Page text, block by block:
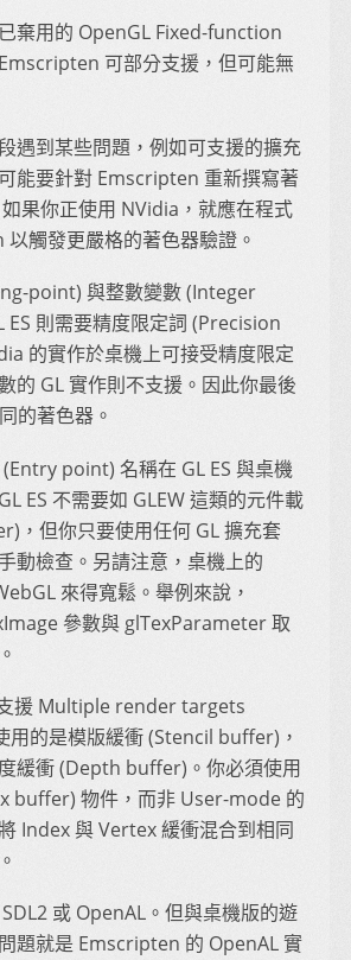
棄用的 OpenGL Fixed-function
可部分支援，但可能無
遇到某些問題，例如可支援的擴充
能要針對 Emscripten 重新撰寫著
果你正使用 NVidia，就應在程式
觸發更嚴格的著色器驗證。
point) 與整數變數 (Integer
ES 則需要精度限定詞 (Precision
的實作於桌機上可接受精度限定
的 GL 實作則不支援。因此你最後
的著色器。
point) 名稱在 GL ES 與桌機
ES 不需要如 GLEW 這類的元件載
，但你只要使用任何 GL 擴充套
動檢查。另請注意，桌機上的
來得寬鬆。舉例來說，
參數與 glTexParameter 取
援 Multiple render targets
用的是模版緩衝 (Stencil buffer)，
緩衝 (Depth buffer)。你必須使用
buffer) 物件，而非 User-mode 的
Index 與 Vertex 緩衝混合到相同
或 OpenAL。但與桌機版的遊
題就是 Emscripten 的 OpenAL 實